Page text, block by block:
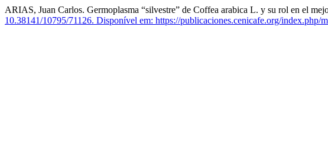
ARIAS, Juan Carlos. Germoplasma “silvestre” de Coffea arabica L. y su rol en el
10.38141/10795/71126. Disponível em: https://publicaciones.cenicafe.org/index.php/